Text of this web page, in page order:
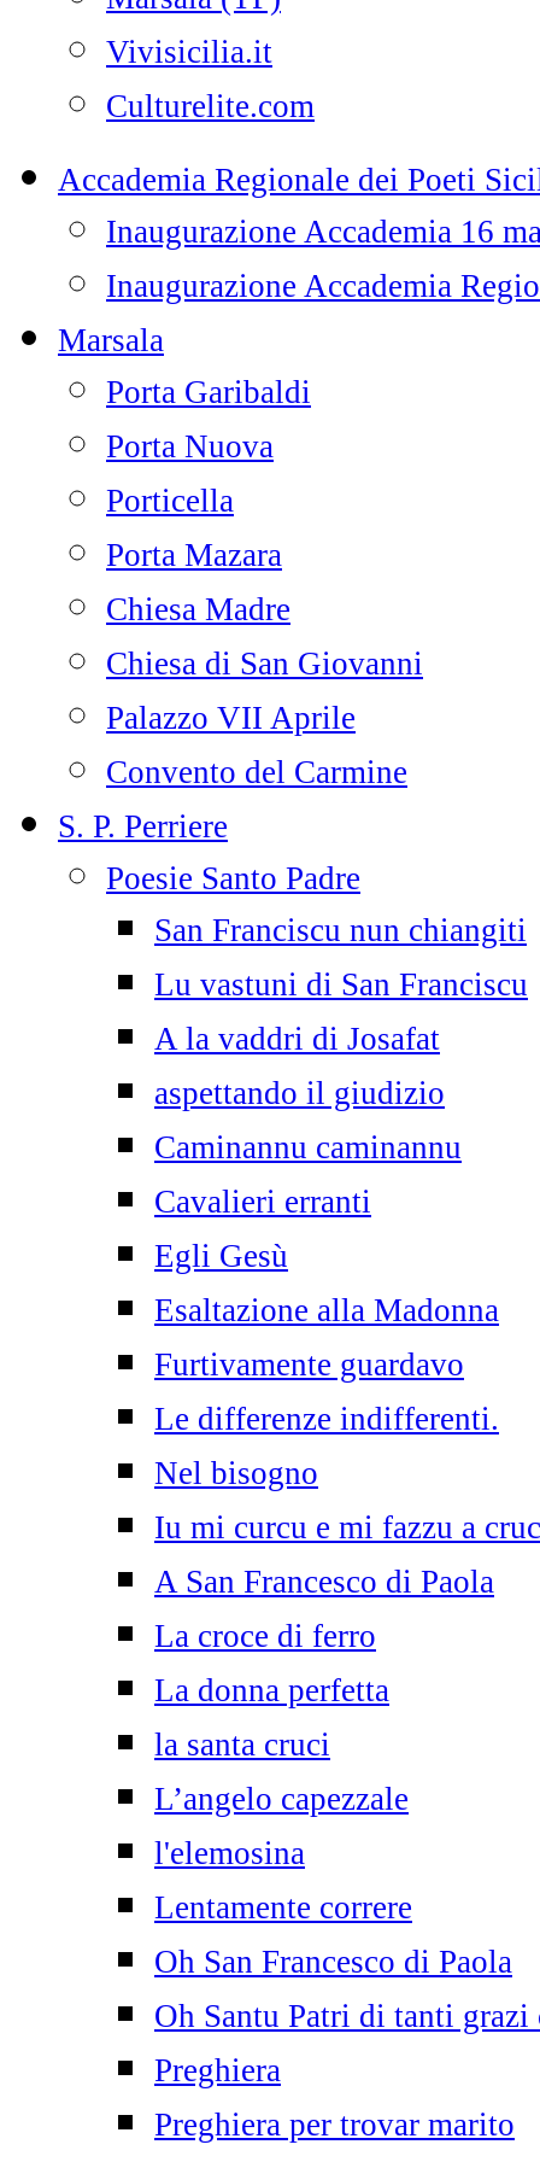
Vivisicilia.it
Culturelite.com
Accademia Regionale dei Poeti
Inaugurazione Accademia 16
Inaugurazione Accademia
Marsala
Porta Garibaldi
Porta Nuova
Porticella
Porta Mazara
Chiesa Madre
Chiesa di San Giovanni
Palazzo VII Aprile
Convento del Carmine
S. P. Perriere
Poesie Santo Padre
San Franciscu nun chiangiti
Lu vastuni di San Franciscu
A la vaddri di Josafat
aspettando il giudizio
Caminannu caminannu
Cavalieri erranti
Egli Gesù
Esaltazione alla Madonna
Furtivamente guardavo
Le differenze indifferenti.
Nel bisogno
Iu mi curcu e mi fazzu a
A San Francesco di Paola
La croce di ferro
La donna perfetta
la santa cruci
L’angelo capezzale
l'elemosina
Lentamente correre
Oh San Francesco di Paola
Oh Santu Patri di tanti grazi
Preghiera
Preghiera per trovar marito